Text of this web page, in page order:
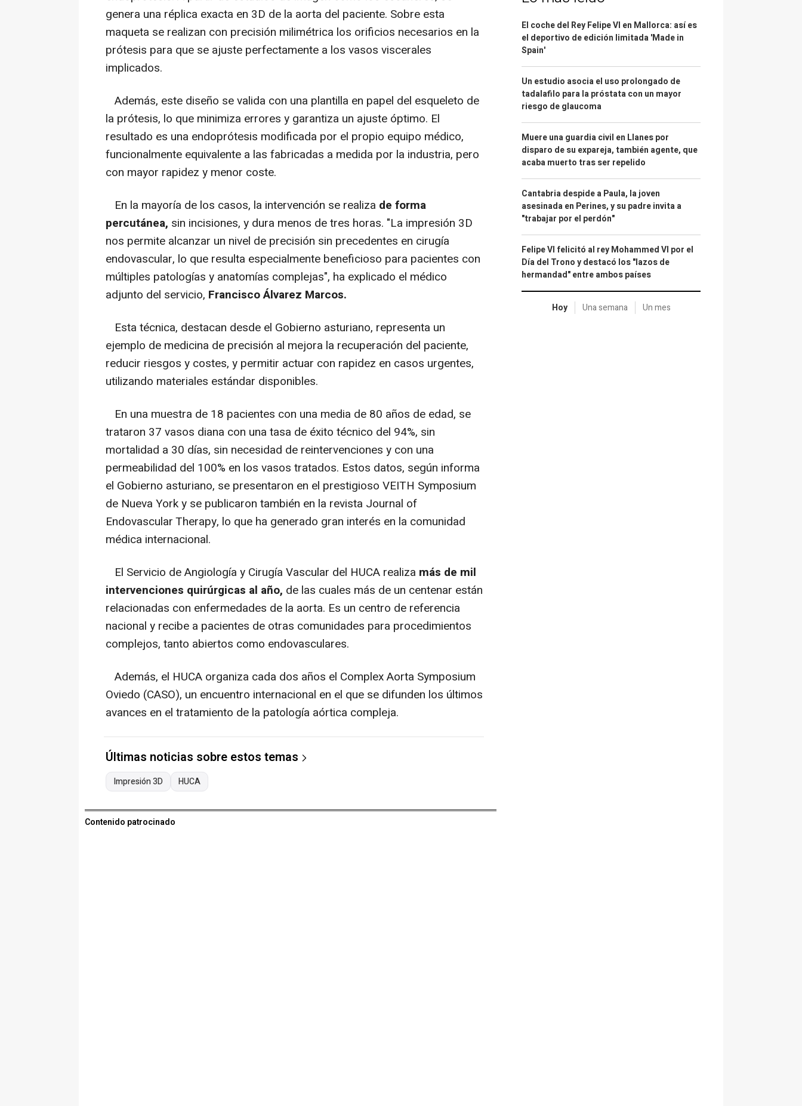
genera una réplica exacta en 3D de la aorta del paciente. Sobre esta
maqueta se realizan con precisión milimétrica los orificios necesarios en la
prótesis para que se ajuste perfectamente a los vasos viscerales
implicados.
Además, este diseño se valida con una plantilla en papel del esqueleto de
la prótesis, lo que minimiza errores y garantiza un ajuste óptimo. El
resultado es una endoprótesis modificada por el propio equipo médico,
funcionalmente equivalente a las fabricadas a medida por la industria, pero
con mayor rapidez y menor coste.
En la mayoría de los casos, la intervención se realiza de forma
percutánea, sin incisiones, y dura menos de tres horas. "La impresión 3D
nos permite alcanzar un nivel de precisión sin precedentes en cirugía
endovascular, lo que resulta especialmente beneficioso para pacientes con
múltiples patologías y anatomías complejas", ha explicado el médico
adjunto del servicio, Francisco Álvarez Marcos.
Esta técnica, destacan desde el Gobierno asturiano, representa un
ejemplo de medicina de precisión al mejora la recuperación del paciente,
reducir riesgos y costes, y permitir actuar con rapidez en casos urgentes,
utilizando materiales estándar disponibles.
En una muestra de 18 pacientes con una media de 80 años de edad, se
trataron 37 vasos diana con una tasa de éxito técnico del 94%, sin
mortalidad a 30 días, sin necesidad de reintervenciones y con una
permeabilidad del 100% en los vasos tratados. Estos datos, según informa
el Gobierno asturiano, se presentaron en el prestigioso VEITH Symposium
de Nueva York y se publicaron también en la revista Journal of
Endovascular Therapy, lo que ha generado gran interés en la comunidad
médica internacional.
El Servicio de Angiología y Cirugía Vascular del HUCA realiza más de mil
intervenciones quirúrgicas al año, de las cuales más de un centenar están
relacionadas con enfermedades de la aorta. Es un centro de referencia
nacional y recibe a pacientes de otras comunidades para procedimientos
complejos, tanto abiertos como endovasculares.
Además, el HUCA organiza cada dos años el Complex Aorta Symposium
Oviedo (CASO), un encuentro internacional en el que se difunden los últimos
avances en el tratamiento de la patología aórtica compleja.
Últimas noticias sobre estos temas
Impresión 3D HUCA
Contenido patrocinado
El coche del Rey Felipe VI en Mallorca: así es
el deportivo de edición limitada 'Made in
Spain'
Un estudio asocia el uso prolongado de
tadalafilo para la próstata con un mayor
riesgo de glaucoma
Muere una guardia civil en Llanes por
disparo de su expareja, también agente, que
acaba muerto tras ser repelido
Cantabria despide a Paula, la joven
asesinada en Perines, y su padre invita a
"trabajar por el perdón"
Felipe VI felicitó al rey Mohammed VI por el
Día del Trono y destacó los "lazos de
hermandad" entre ambos países
Hoy Una semana Un mes